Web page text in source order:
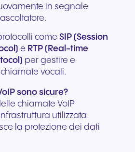
in segnale
come SIP (Session
e RTP (Real-time
per gestire e
vocali.
sono sicure?
chiamate VoIP
utilizzata.
la protezione dei dati